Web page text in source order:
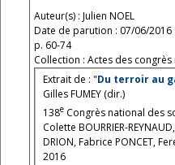
Auteur(s) : Julien NOEL
Date de parution : 07/06/2016
p. 60-74
Collection : Actes des
Extrait de : "Du terroir au
Gilles FUMEY (dir.)
138e Congrès national des
Colette BOURRIER-
DRION, Fabrice PONCET,
2016